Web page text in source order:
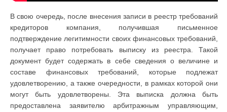
В свою очередь, после внесения записи в реестр требований
кредиторов компания, получившая письменное
подтверждение легитимности своих финансовых требований,
получает право потребовать выписку из реестра. Такой
документ будет содержать в себе сведения о величине и
составе финансовых требований, которые подлежат
удовлетворению, а также очередности, в рамках которой они
могут быть удовлетворены. Эта выписка должна быть
предоставлена заявителю арбитражным управляющим,